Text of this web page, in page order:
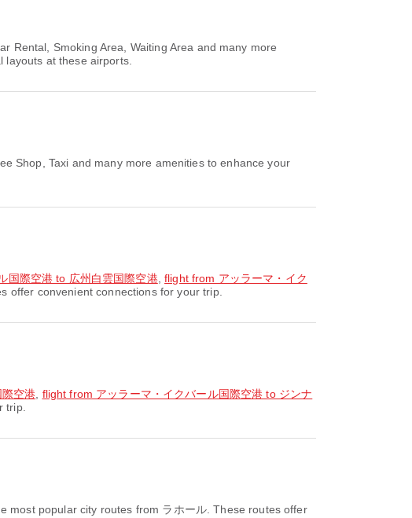
Rental, Smoking Area, Waiting Area and many more
at these airports.
Shop, Taxi and many more amenities to enhance your
国際空港 to 広州白雲国際空港,flight from アッラーマ・イク
offer convenient connections for your trip.
空港 flight from アッラーマ・イクバール国際空港 to ジンナ
trip.
most popular city routes from ラホール. These routes offer